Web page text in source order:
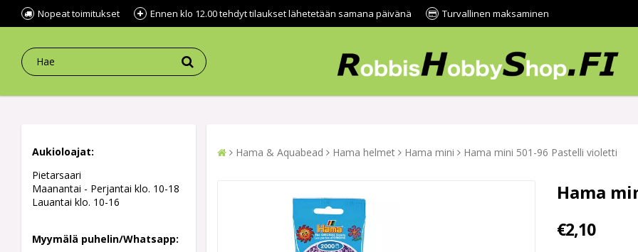
Nopeat toimitukset Ennen klo 12.00 tehdyt tilaukset lähetetään samana päivänä Turvallinen maksaminen
Aukioloajat:
Pietarsaari
Maanantai - Perjantai klo. 10-18
Lauantai klo. 10-16
Myymälä puhelin/Whatsapp:
Hama & Aquabead Hama helmet Hama mini Hama mini 501-96 Pastelli violetti
Hama
€2,10